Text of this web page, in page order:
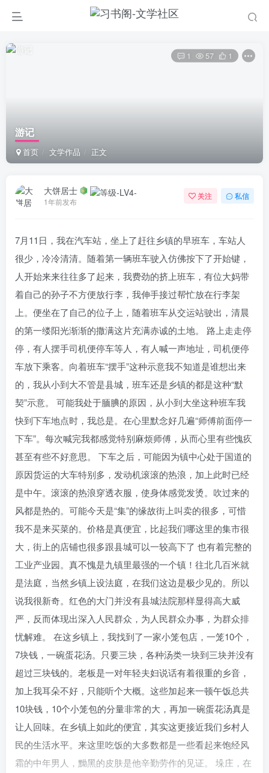
游记
首页 文学作品 正文
1 57 1
大饼居士
1年前发布
关注 私信
7月11日，我在汽车站，坐上了赶往乡镇的早班车，车站人
很少，冷冷清清。随着第一辆班车驶入仿佛按下了开始键，
人开始来来往往多了起来，我费劲的挤上班车，有位大妈带
着自己的孙子不方便放行李，我伸手接过帮忙放在行李架
上。便坐在了自己的位子上，随着班车从交运站驶出，清晨
的第一缕阳光渐渐的撒满这片充满赤诚的土地。 路上走走停
停，有人摆手司机便停车等人，有人喊一声地址，司机便停
车放下乘客。向着班车“摆手”这种示意我不知道是谁想出来
的，我从小到大不管是县城，班车还是乡镇的都是这种“默
契”示意。 可能我处于腼腆的原因，从小到大坐这种班车我
快到下车地点时，我总是。在心里默念好几遍“师傅前面停一
下车”。每次喊完我都感觉特别麻烦师傅，从而心里有些愧疚
甚至有些不好意思。 下车之后，可能因为镇中心处于国道的
原因货运的大车特别多，发动机滚滚的热浪，加上此时已经
是中午。滚滚的热浪穿透衣服，使身体感觉发烫。吹过来的
风都是热的。可能今天是“集”的缘故街上叫卖的很多，可惜
我不是来买菜的。价格是真便宜，比起我们哪这里的集市很
大，街上的店铺也很多跟县城可以一较高下了 也有着完整的
工业产业园。真不愧是九镇里最强的一个镇！往北几百米就
是法庭，当然乡镇上设法庭，在我们这边是极少见的。所以
说我很新奇。红色的大门并没有县城法院那样显得高大威
严，反而体现出深入人民群众，为人民群众办事，为群众排
忧解难。 在这乡镇上，我找到了一家小笼包店，一笼10个，
7块钱，一碗蛋花汤。只要三块，各种汤类一块到三块并没有
超过三块钱的。老板是一对年轻夫妇说话有着很重的乡音，
加上我耳朵不好，只能听个大概。这些加起来一顿午饭总共
10块钱，10个小笼包的分量非常的大，再加一碗蛋花汤真是
让人回味。在乡镇上如此的便宜，其实这更接近我们乡村人
民的生活水平。来这里吃饭的大多数都是一些看起来饱经风
霜的中年男人，黝黑的皮肤是他辛勤劳作的见证。 垛庄，在